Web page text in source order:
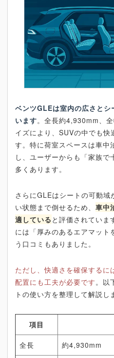
ベンツGLEは室内の広さとシ
います。全長約4,930mm、
イズにより、SUVの中でも快
す。特に荷室スペースは車中
し、ユーザーからも「家族
多くあります。
さらにGLEはシートの可動域
い状態まで倒せるため、 車中
適している と評価されていま
には「厚みのあるエアマット
う口コミもありました。
ただし、快適さを確保するに
配置にも工夫が必要です 。以
トの使い方を整理して解説し
項目
全長 約4,930mm